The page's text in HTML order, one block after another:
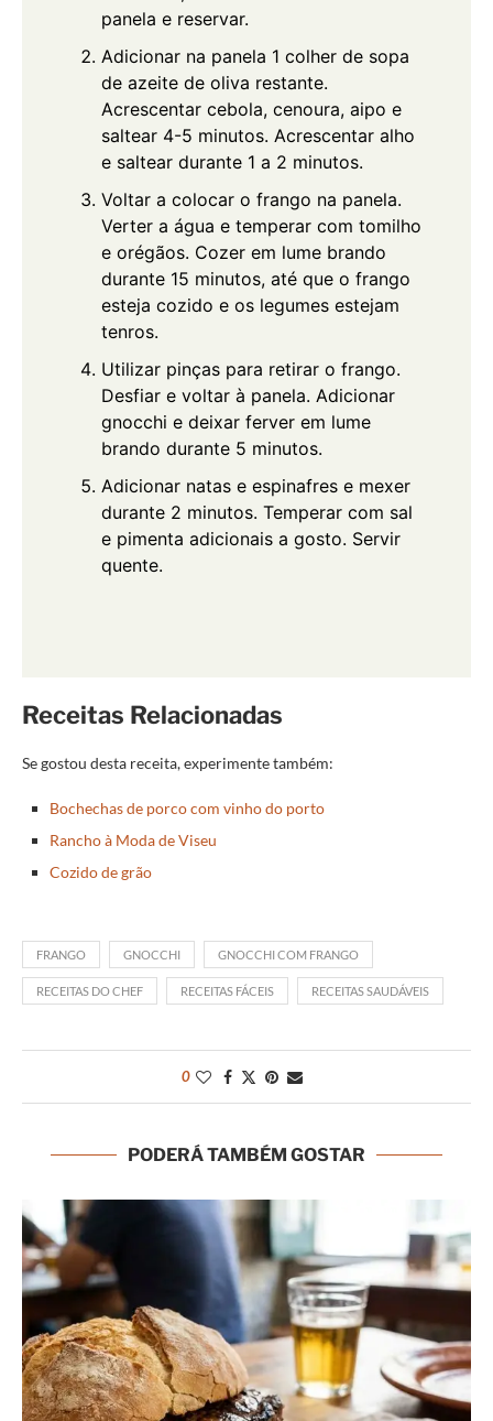
panela e reservar.
Adicionar na panela 1 colher de sopa
de azeite de oliva restante.
Acrescentar cebola, cenoura, aipo e
saltear 4-5 minutos. Acrescentar alho
e saltear durante 1 a 2 minutos.
Voltar a colocar o frango na panela.
Verter a água e temperar com tomilho
e orégãos. Cozer em lume brando
durante 15 minutos, até que o frango
esteja cozido e os legumes estejam
tenros.
Utilizar pinças para retirar o frango.
Desfiar e voltar à panela. Adicionar
gnocchi e deixar ferver em lume
brando durante 5 minutos.
Adicionar natas e espinafres e mexer
durante 2 minutos. Temperar com sal
e pimenta adicionais a gosto. Servir
quente.
Receitas Relacionadas
Se gostou desta receita, experimente também:
Bochechas de porco com vinho do porto
Rancho à Moda de Viseu
Cozido de grão
FRANGO GNOCCHI GNOCCHI COM FRANGO
RECEITAS DO CHEF RECEITAS FÁCEIS RECEITAS SAUDÁVEIS
0
PODERÁ TAMBÉM GOSTAR